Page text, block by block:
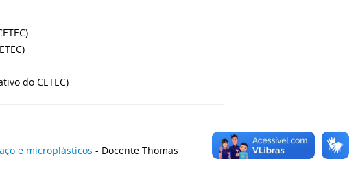
do CETEC)
e microplásticos - Docente Thomas